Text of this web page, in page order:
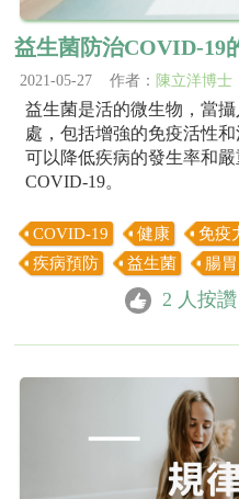
益生菌防治COVID-19
2021-05-27 作者： 陳立洋博士
益生菌是活的微生物，當
處，包括增強的免疫活性
可以降低疾病的發生率和
COVID-19。
COVID-19 健康 免疫
疾病預防
益生菌 腸胃
2 人按讚